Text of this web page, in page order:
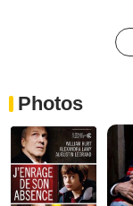
Photos